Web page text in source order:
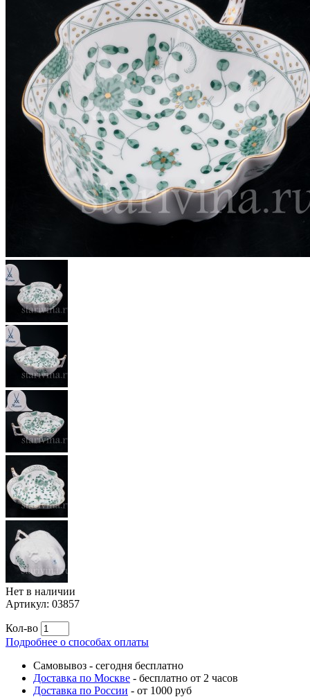
Нет в наличии
Артикул: 03857
Кол-во
Подробнее о способах оплаты
Самовывоз - сегодня бесплатно
Доставка по Москве - бесплатно от 2 часов
Доставка по России - от 1000 руб